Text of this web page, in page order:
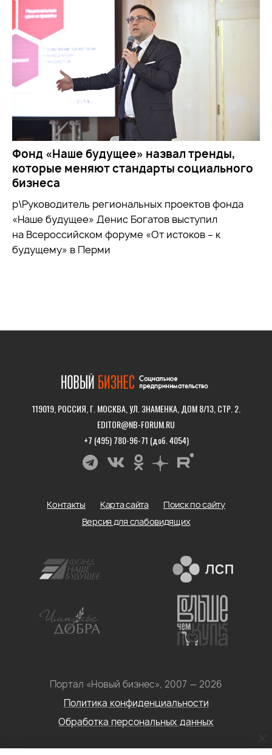
Фонд «Наше будущее» назвал тренды,
которые меняют стандарты социального
бизнеса
р\Руководитель региональных проектов фонда
«Наше будущее» Денис Богатов выступил
на Всероссийском форуме «От истоков – к
будущему» в Перми
119019, РОССИЯ, Г. МОСКВА, УЛ. ЗНАМЕНКА, ДОМ 8/13, СТР. 2.
EDITOR@NB-FORUM.RU
+7 (495) 780-96-71 (доб. 4054)
Портал «Новый бизнес», 2007 — 2026
Политика конфиденциальности
Обработка персональных данных
Контакты Карта сайта
Поиск по сайту
Версия для слабовидящих